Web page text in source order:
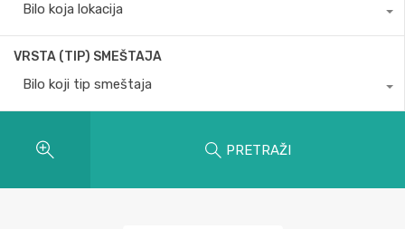
Bilo koja lokacija
VRSTA (TIP) SMEŠTAJA
Bilo koji tip smeštaja
PRETRAŽI